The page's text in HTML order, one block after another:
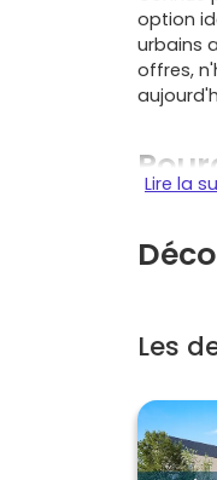
option
urbains
offres,
Une
Une
Avec
Lire la
Les